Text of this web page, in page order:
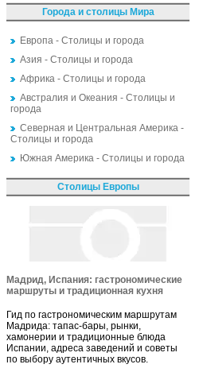
Города и столицы Мира
Европа - Столицы и города
Азия - Столицы и города
Африка - Столицы и города
Австралия и Океания - Столицы и
города
Северная и Центральная Америка -
Столицы и города
Южная Америка - Столицы и города
Столицы Европы
Мадрид, Испания: гастрономические
маршруты и традиционная кухня
Гид по гастрономическим маршрутам
Мадрида: тапас-бары, рынки,
хамонерии и традиционные блюда
Испании, адреса заведений и советы
по выбору аутентичных вкусов.